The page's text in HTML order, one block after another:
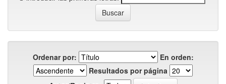
Ordenar por:
En orden:
Resultados por página